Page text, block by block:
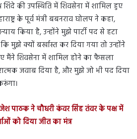
शिंदे की उपस्थिति में शिवसेना में शामिल हुए
के पूर्व मंत्री बबनराव घोलप ने कहा,
किया है, उन्होंने मुझे पार्टी पद से हटा
मुझे क्यों बर्खास्त कर दिया गया तो उन्होंने
मैंने शिवसेना में शामिल होने का फैसला
जवाब दिया है, और मुझे जो भी पद दिया
पाठक ने चौधरी कंवर सिंह तंवर के पक्ष में
को दिया जीत का मंत्र